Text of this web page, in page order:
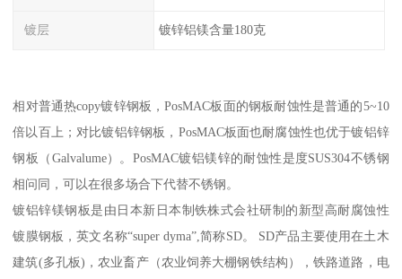
镀层 镀锌铝镁含量180克
相对普通热copy镀锌钢板，PosMAC板面的钢板耐蚀性是普通的5~10
倍以百上；对比镀铝锌钢板，PosMAC板面也耐腐蚀性也优于镀铝锌
钢板（Galvalume）。PosMAC镀铝镁锌的耐蚀性是度SUS304不锈钢
相问同，可以在很多场合下代替不锈钢。
镀铝锌镁钢板是由日本新日本制铁株式会社研制的新型高耐腐蚀性
镀膜钢板，英文名称“super dyma”,简称SD。 SD产品主要使用在土木
建筑(多孔板)，农业畜产（农业饲养大棚钢铁结构），铁路道路，电